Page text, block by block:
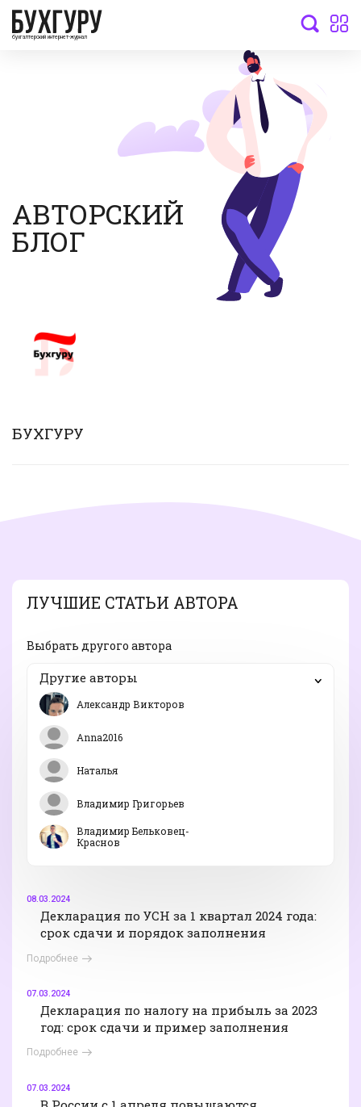
бухгалтерский интернет-журнал
АВТОРСКИЙ
БЛОГ
БУХГУРУ
ЛУЧШИЕ СТАТЬИ АВТОРА
Выбрать другого автора
Другие авторы
Александр Викторов
Anna2016
Наталья
Владимир Григорьев
Владимир Бельковец-
Краснов
08.03.2024
Декларация по УСН за 1 квартал 2024 года:
срок сдачи и порядок заполнения
Подробнее
07.03.2024
Декларация по налогу на прибыль за 2023
год: срок сдачи и пример заполнения
Подробнее
07.03.2024